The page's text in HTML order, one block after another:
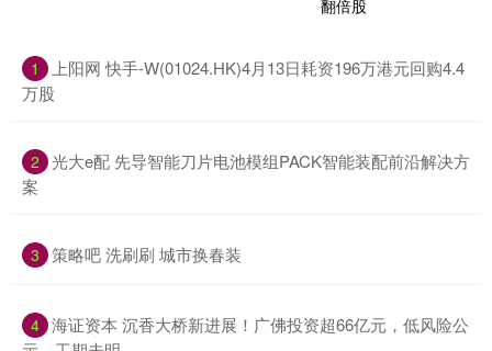
1
上阳网 快手-W(01024.HK)4月13日耗资196万港元回购4.4
万股
2 光大e配 先导智能刀片电池模组PACK智能装配前沿解决方
案
3 策略吧 洗刷刷 城市换春装
4 海证资本 沉香大桥新进展！广佛投资超66亿元，低风险公